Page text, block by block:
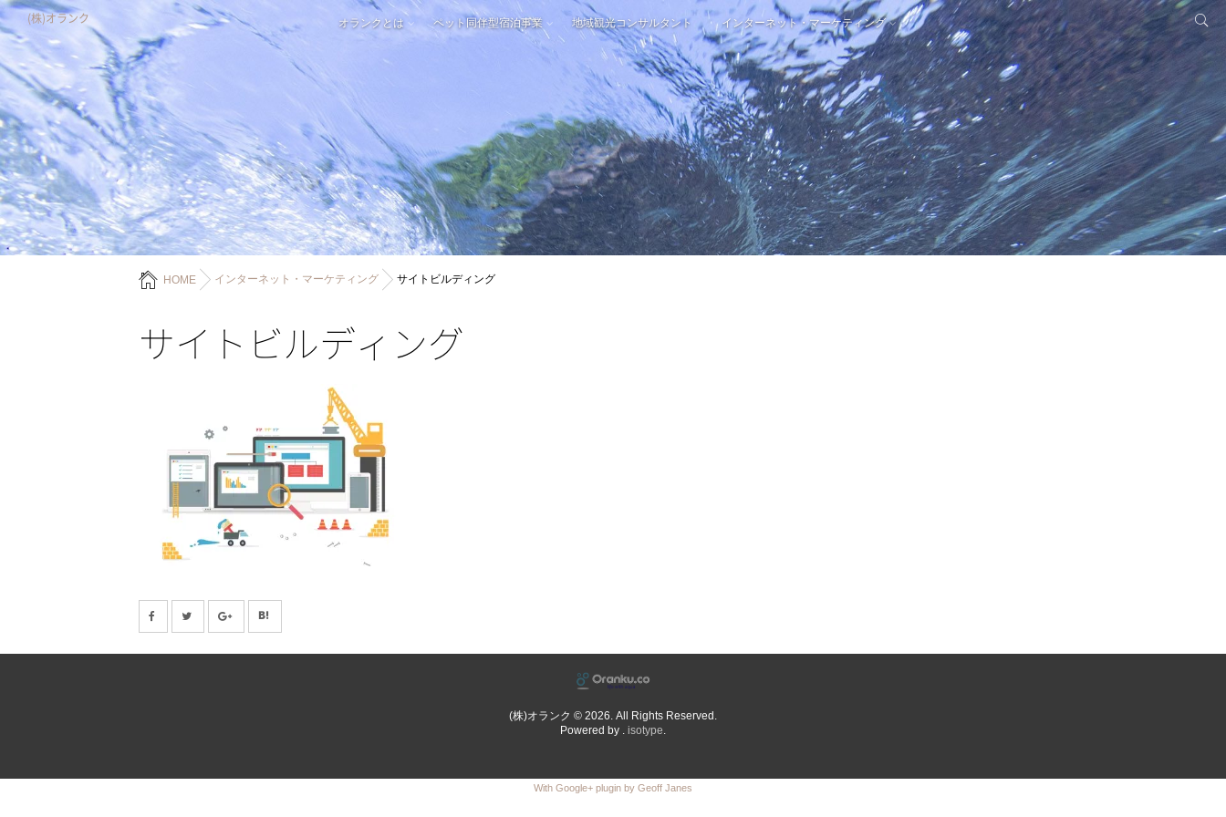
(株)オランク オランクとは ペット同伴型宿泊事業 地域観光コンサルタント インターネット・マーケティング
HOME インターネット・マーケティング サイトビルディング
サイトビルディング
(株)オランク © 2026. All Rights Reserved.
Powered by . isotype.
With Google+ plugin by Geoff Janes